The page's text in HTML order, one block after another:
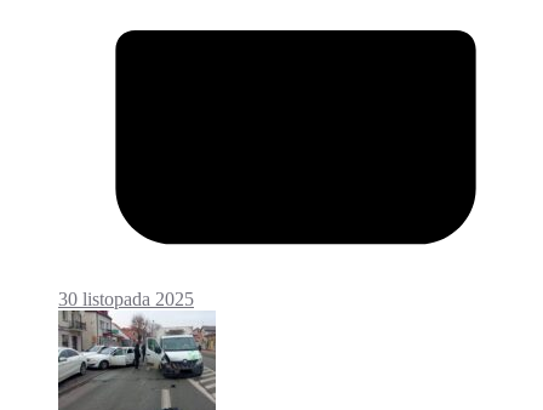
30 listopada 2025